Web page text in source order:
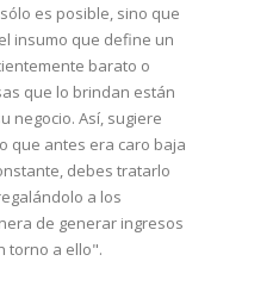
es posible, sino que
insumo que define un
barato o
que lo brindan están
negocio. Así, sugiere
que antes era caro baja
debes tratarlo
a los
de generar ingresos
torno a ello".